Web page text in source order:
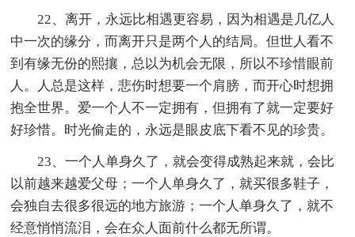
22、离开，永远比相遇更容易，因为相遇是几亿人
中一次的缘分，而离开只是两个人的结局。但世人看不
到有缘无份的熙攘，总以为机会无限，所以不珍惜眼前
人。人总是这样，悲伤时想要一个肩膀，而开心时想拥
抱全世界。爱一个人不一定拥有，但拥有了就一定要好
好珍惜。时光偷走的，永远是眼皮底下看不见的珍贵。
23、一个人单身久了，就会变得成熟起来就，会比
以前越来越爱父母；一个人单身久了，就买很多鞋子，
会独自去很多很远的地方旅游；一个人单身久了，就不
经意悄悄流泪，会在众人面前什么都无所谓。